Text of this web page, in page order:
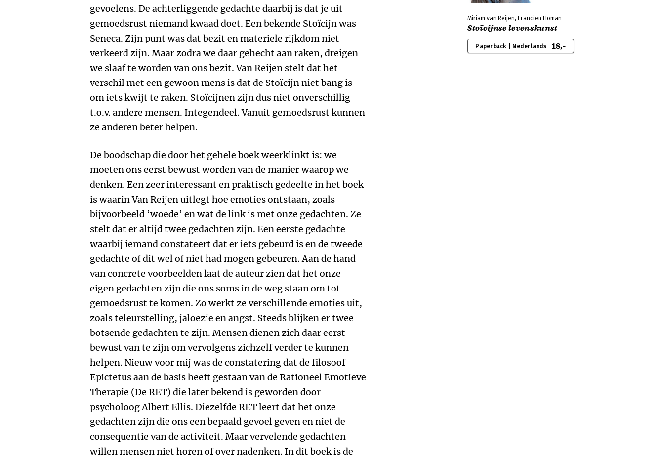
gevoelens. De achterliggende gedachte daarbij is dat je uit
gemoedsrust niemand kwaad doet. Een bekende Stoïcijn was
Seneca. Zijn punt was dat bezit en materiele rijkdom niet
verkeerd zijn. Maar zodra we daar gehecht aan raken, dreigen
we slaaf te worden van ons bezit. Van Reijen stelt dat het
verschil met een gewoon mens is dat de Stoïcijn niet bang is
om iets kwijt te raken. Stoïcijnen zijn dus niet onverschillig
t.o.v. andere mensen. Integendeel. Vanuit gemoedsrust kunnen
ze anderen beter helpen.
De boodschap die door het gehele boek weerklinkt is: we
moeten ons eerst bewust worden van de manier waarop we
denken. Een zeer interessant en praktisch gedeelte in het boek
is waarin Van Reijen uitlegt hoe emoties ontstaan, zoals
bijvoorbeeld ‘woede’ en wat de link is met onze gedachten. Ze
stelt dat er altijd twee gedachten zijn. Een eerste gedachte
waarbij iemand constateert dat er iets gebeurd is en de tweede
gedachte of dit wel of niet had mogen gebeuren. Aan de hand
van concrete voorbeelden laat de auteur zien dat het onze
eigen gedachten zijn die ons soms in de weg staan om tot
gemoedsrust te komen. Zo werkt ze verschillende emoties uit,
zoals teleurstelling, jaloezie en angst. Steeds blijken er twee
botsende gedachten te zijn. Mensen dienen zich daar eerst
bewust van te zijn om vervolgens zichzelf verder te kunnen
helpen. Nieuw voor mij was de constatering dat de filosoof
Epictetus aan de basis heeft gestaan van de Rationeel Emotieve
Therapie (De RET) die later bekend is geworden door
psycholoog Albert Ellis. Diezelfde RET leert dat het onze
gedachten zijn die ons een bepaald gevoel geven en niet de
consequentie van de activiteit. Maar vervelende gedachten
willen mensen niet horen of over nadenken. In dit boek is de
Miriam van Reijen, Francien Homan
Stoïcijnse levenskunst
Paperback | Nederlands 18,-